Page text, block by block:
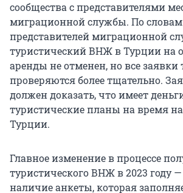
сообщества с представителями
миграционной службы. По словам
представителей миграционной
туристический ВНЖ в Турции на
аренды не отменен, но все заявки
проверяются более тщательно.
должен доказать, что имеет
туристические планы на время
Турции.
Главное изменение в процессе
туристического ВНЖ в 2023 году —
наличие анкеты, которая